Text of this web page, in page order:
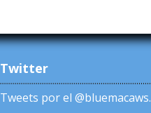
Twitter
Tweets por el @bluemacaws.